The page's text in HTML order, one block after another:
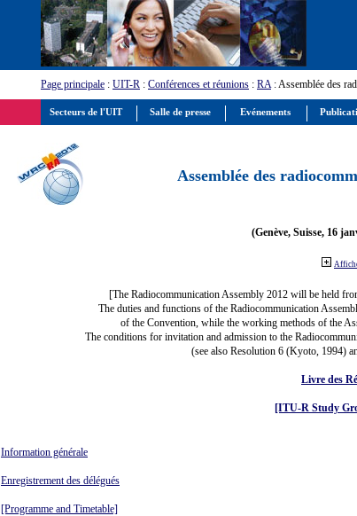
Page principale : UIT-R : Conférences et réunions : RA: Assemblée des
Assemblée des
(Genève, Suisse, 16
[The Radiocommunication Assembly 2012 will be held
The duties and functions of the Radiocommunication
of the Convention, while the working methods of the
The conditions for invitation and admission to the
(see also Resolution 6 (Kyoto, 1994)
Livre des
[ITU-R Study
Information générale
Enregistrement des délégués
[Programme and Timetable]
Secteurs de l'UIT Salle de presse Evénements